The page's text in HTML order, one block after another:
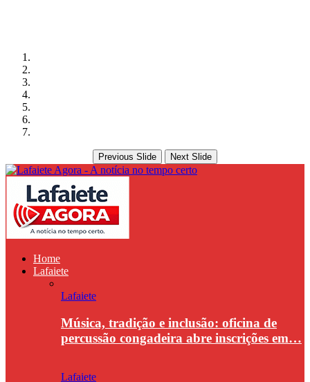
Previous Slide Next Slide
Home
Lafaiete
Lafaiete
Música, tradição e inclusão: oficina de
percussão congadeira abre inscrições em…
Lafaiete